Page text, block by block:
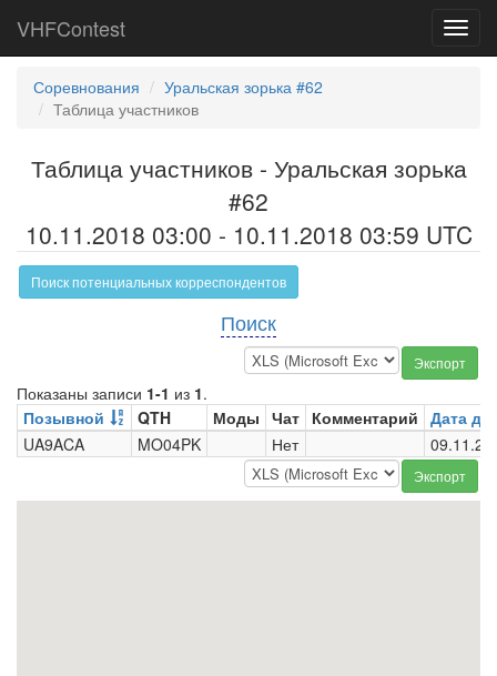
VHFContest
Соревнования
Уральская зорька #62
Таблица участников
Таблица участников - Уральская зорька
#62
10.11.2018 03:00 - 10.11.2018 03:59 UTC
Поиск потенциальных корреспондентов
Поиск
Экспорт
Показаны записи 1-1 из 1.
Позывной
QTH Моды Чат Комментарий Дата
UA9ACA
MO04PK Нет
Экспорт